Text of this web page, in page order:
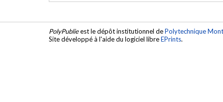
PolyPublieest le dépôt institutionnel dePolytechnique
Site développé à l'aide du logiciel libreEPrints.